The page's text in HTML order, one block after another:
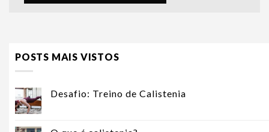
POSTS MAIS VISTOS
Desafio: Treino de Calistenia